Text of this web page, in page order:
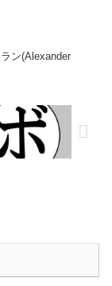
ン(Alexander